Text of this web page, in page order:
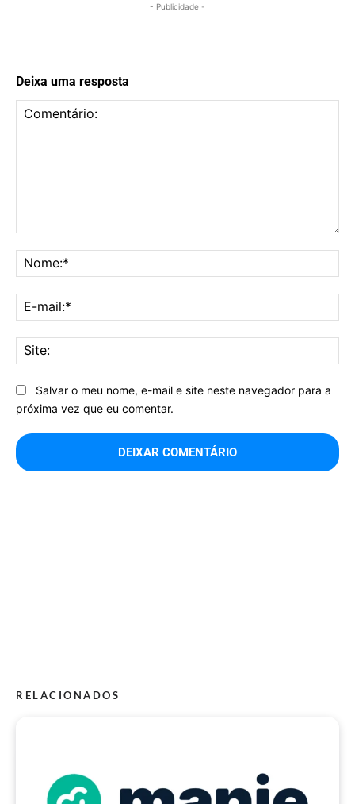
- Publicidade -
Deixa uma resposta
Salvar o meu nome, e-mail e site neste navegador para a
próxima vez que eu comentar.
RELACIONADOS